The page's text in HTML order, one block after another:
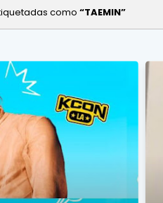
como TAEMIN